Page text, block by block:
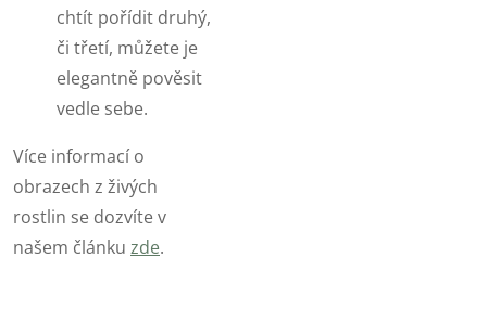
chtít pořídit druhý,
či třetí, můžete je
elegantně pověsit
vedle sebe.
Více informací o
obrazech z živých
rostlin se dozvíte v
našem článku zde.